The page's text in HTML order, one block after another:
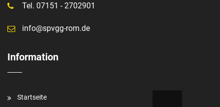
Tel. 07151 - 2702901
info@spvgg-rom.de
Information
Startseite